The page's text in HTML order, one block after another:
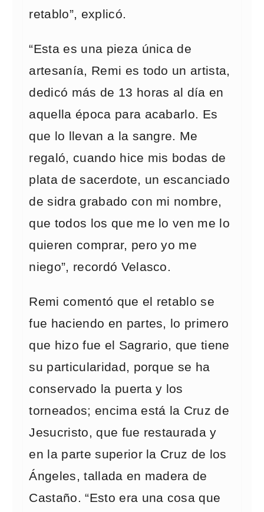
retablo”, explicó.
“Esta es una pieza única de
artesanía, Remi es todo un artista,
dedicó más de 13 horas al día en
aquella época para acabarlo. Es
que lo llevan a la sangre. Me
regaló, cuando hice mis bodas de
plata de sacerdote, un escanciado
de sidra grabado con mi nombre,
que todos los que me lo ven me lo
quieren comprar, pero yo me
niego”, recordó Velasco.
Remi comentó que el retablo se
fue haciendo en partes, lo primero
que hizo fue el Sagrario, que tiene
su particularidad, porque se ha
conservado la puerta y los
torneados; encima está la Cruz de
Jesucristo, que fue restaurada y
en la parte superior la Cruz de los
Ángeles, tallada en madera de
Castaño. “Esto era una cosa que